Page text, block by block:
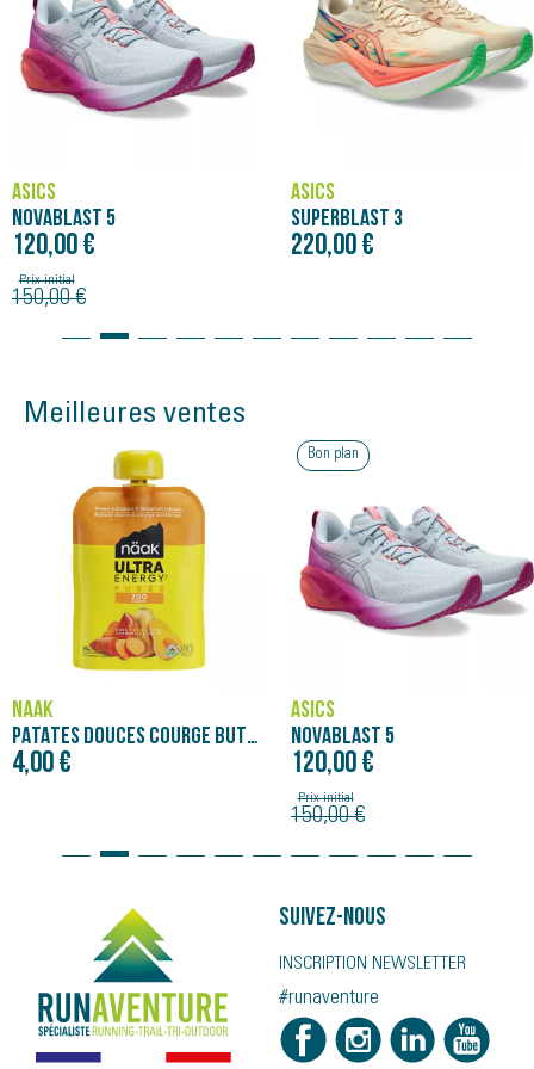
ASICS
NOVABLAST 5
120,00 €
Prix initial
150,00 €
ASICS
SUPERBLAST 3
220,00 €
Meilleures ventes
NÄAK
PATATES DOUCES COURGE BUTTERNUT - PURÉE NÄAK ULTRA ENERGY™ (90G)
4,00 €
Bon plan
ASICS
NOVABLAST 5
120,00 €
Prix initial
150,00 €
Suivez-nous
INSCRIPTION NEWSLETTER
#runaventure